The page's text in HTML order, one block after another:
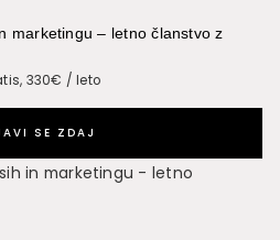
marketingu – letno članstvo z
330€ / leto
SE ZDAJ